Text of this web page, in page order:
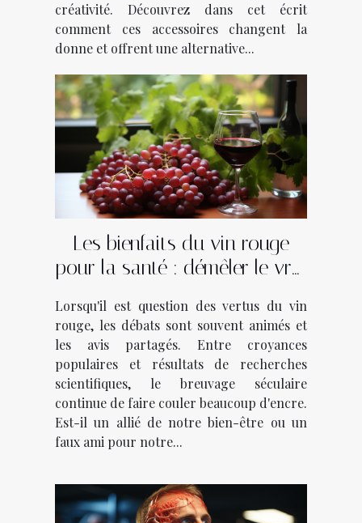
créativité. Découvrez dans cet écrit
comment ces accessoires changent la
donne et offrent une alternative...
Les bienfaits du vin rouge
pour la santé : démêler le vrai
Lorsqu'il est question des vertus du vin
rouge, les débats sont souvent animés et
les avis partagés. Entre croyances
populaires et résultats de recherches
scientifiques, le breuvage séculaire
continue de faire couler beaucoup d'encre.
Est-il un allié de notre bien-être ou un
faux ami pour notre...